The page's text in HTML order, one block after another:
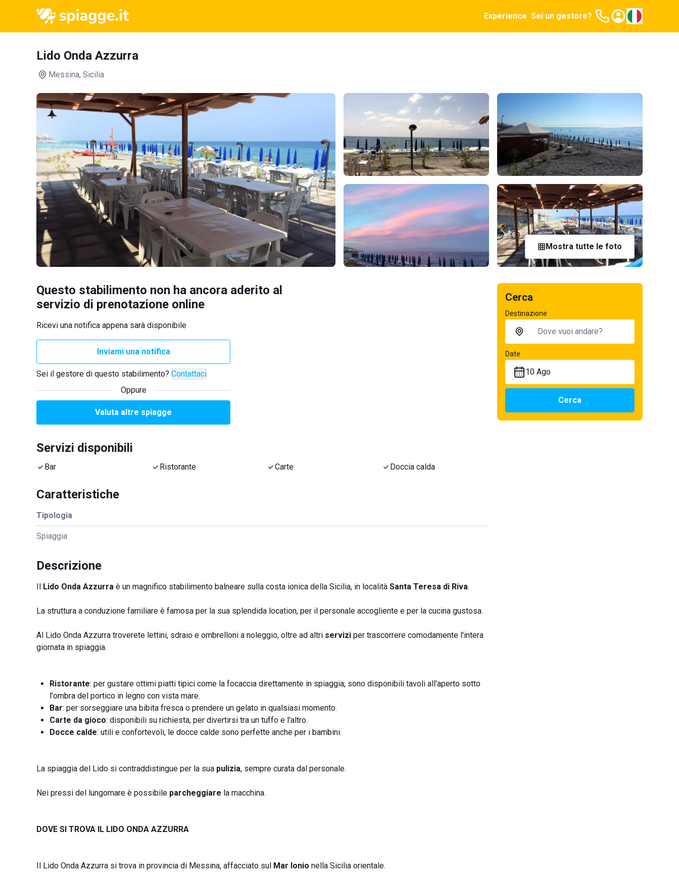
Experience Sei un gestore?
Lido Onda Azzurra
Messina, Sicilia
Mostra tutte le foto
Questo stabilimento non ha ancora aderito al
servizio di prenotazione online
Ricevi una notifica appena sarà disponibile
Inviami una notifica
Sei il gestore di questo stabilimento? Contattaci
Oppure
Valuta altre spiagge
Servizi disponibili
Bar Ristorante Carte Doccia calda
Caratteristiche
Tipologia
Spiaggia
Descrizione
Il Lido Onda Azzurra è un magnifico stabilimento balneare sulla costa ionica della Sicilia, in località Santa Teresa di Riva.
La struttura a conduzione familiare è famosa per la sua splendida location, per il personale accogliente e per la cucina gustosa.
Al Lido Onda Azzurra troverete lettini, sdraio e ombrelloni a noleggio, oltre ad altri servizi per trascorrere comodamente l'intera
giornata in spiaggia.
Ristorante: per gustare ottimi piatti tipici come la focaccia direttamente in spiaggia, sono disponibili tavoli all'aperto sotto
l'ombra del portico in legno con vista mare.
Bar: per sorseggiare una bibita fresca o prendere un gelato in qualsiasi momento.
Carte da gioco: disponibili su richiesta, per divertirsi tra un tuffo e l'altro.
Docce calde: utili e confortevoli, le docce calde sono perfette anche per i bambini.
La spiaggia del Lido si contraddistingue per la sua pulizia, sempre curata dal personale.
Nei pressi del lungomare è possibile parcheggiare la macchina.
DOVE SI TROVA IL LIDO ONDA AZZURRA
Il Lido Onda Azzurra si trova in provincia di Messina, affacciato sul Mar Ionio nella Sicilia orientale.
Cerca
Destinazione
Date
10 Ago
Cerca